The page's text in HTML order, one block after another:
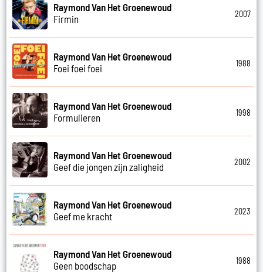
Raymond Van Het Groenewoud
Firmin
2007
Raymond Van Het Groenewoud
Foei foei foei
1988
Raymond Van Het Groenewoud
Formulieren
1998
Raymond Van Het Groenewoud
Geef die jongen zijn zaligheid
2002
Raymond Van Het Groenewoud
Geef me kracht
2023
Raymond Van Het Groenewoud
Geen boodschap
1988